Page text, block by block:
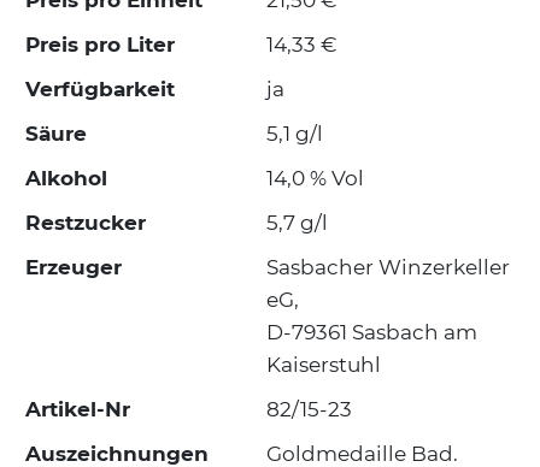
Preis pro Liter
14,33 €
Verfügbarkeit
ja
Säure
5,1 g/l
Alkohol
14,0 % Vol
Restzucker
5,7 g/l
Erzeuger
Sasbacher Winzerkeller
eG,
D-79361 Sasbach am
Kaiserstuhl
Artikel-Nr
82/15-23
Auszeichnungen
Goldmedaille Bad.